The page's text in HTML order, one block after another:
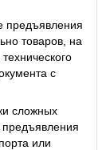
предъявления
товаров, на
с
сложных
или